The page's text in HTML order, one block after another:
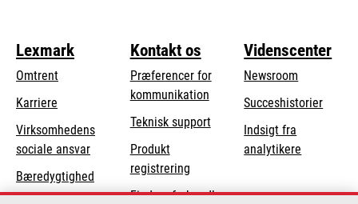
Lexmark
Omtrent
Karriere
Virksomhedens
sociale ansvaropens
in
a
Bæredygtighed
Kontakt os
Præferencer for
kommunikation
Teknisk supportopens
tab
Produkt
registrering
Find en forhandler
Videnscenter
Newsroom
Succeshistorier
Indsigt fra
analytikere